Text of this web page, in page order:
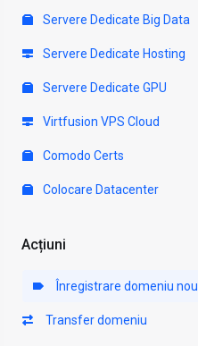
Servere Dedicate Big Data
Servere Dedicate Hosting
Servere Dedicate GPU
Virtfusion VPS Cloud
Comodo Certs
Colocare Datacenter
Acțiuni
Înregistrare domeniu nou
Transfer domeniu